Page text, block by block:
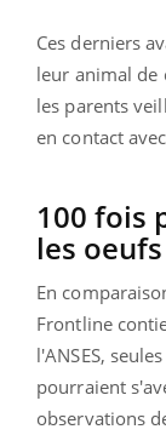
Ces derniers
leur animal de
les parents
en contact
100 fois
les
En
Frontline
l'ANSES,
pourraient
observations